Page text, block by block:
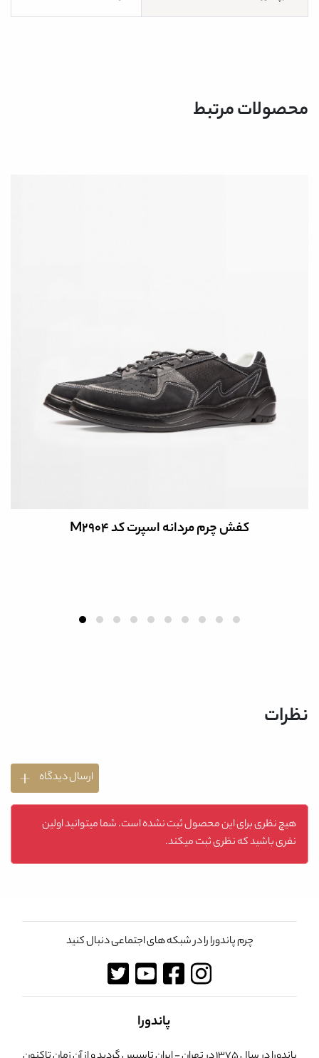
محصولات مرتبط
کفش چرم مردانه اسپرت کد M2904
نظرات
ارسال دیدگاه
هیچ نظری برای این محصول ثبت نشده است. شما میتوانید اولین
نفری باشید که نظری ثبت میکند.
چرم پاندورا را در شبکه های اجتماعی دنبال کنید
پاندورا